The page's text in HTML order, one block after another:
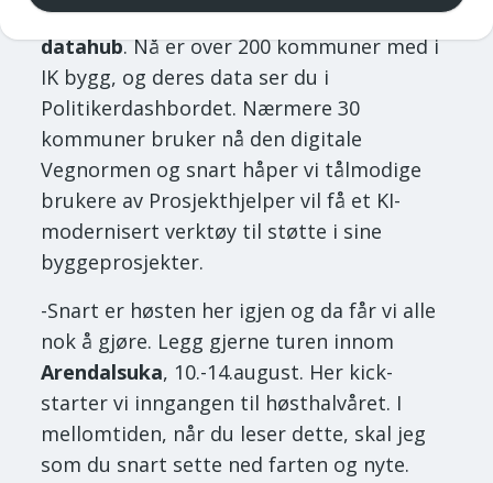
Det siste i den nye strategien er å bli en
datahub. Nå er over 200 kommuner med i
IK bygg, og deres data ser du i
Politikerdashbordet. Nærmere 30
kommuner bruker nå den digitale
Vegnormen og snart håper vi tålmodige
brukere av Prosjekthjelper vil få et KI-
modernisert verktøy til støtte i sine
byggeprosjekter.
-Snart er høsten her igjen og da får vi alle
nok å gjøre. Legg gjerne turen innom
Arendalsuka, 10.-14.august. Her kick-
starter vi inngangen til høsthalvåret. I
mellomtiden, når du leser dette, skal jeg
som du snart sette ned farten og nyte.